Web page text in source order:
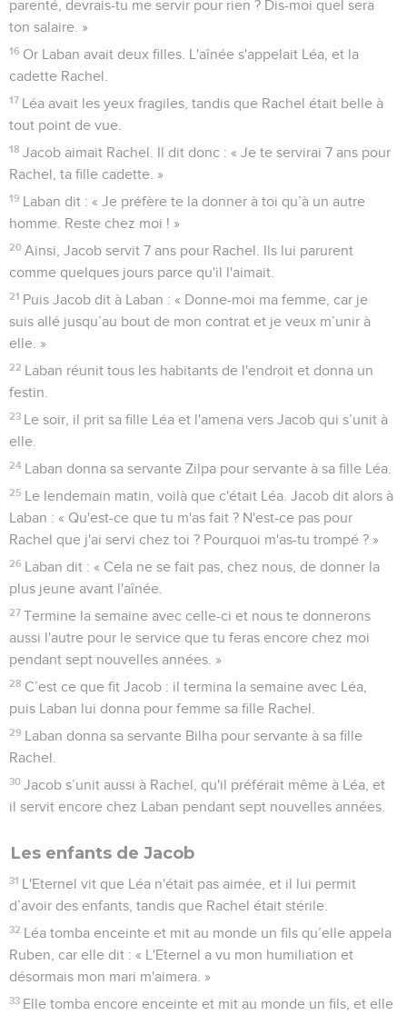
parenté, devrais-tu me servir pour rien ? Dis-moi quel sera
ton salaire. »
16 Or Laban avait deux filles. L'aînée s'appelait Léa, et la
cadette Rachel.
17 Léa avait les yeux fragiles, tandis que Rachel était belle à
tout point de vue.
18 Jacob aimait Rachel. Il dit donc : « Je te servirai 7 ans pour
Rachel, ta fille cadette. »
19 Laban dit : « Je préfère te la donner à toi qu’à un autre
homme. Reste chez moi ! »
20 Ainsi, Jacob servit 7 ans pour Rachel. Ils lui parurent
comme quelques jours parce qu'il l'aimait.
21 Puis Jacob dit à Laban : « Donne-moi ma femme, car je
suis allé jusqu’au bout de mon contrat et je veux m’unir à
elle. »
22 Laban réunit tous les habitants de l'endroit et donna un
festin.
23 Le soir, il prit sa fille Léa et l'amena vers Jacob qui s’unit à
elle.
24 Laban donna sa servante Zilpa pour servante à sa fille Léa.
25 Le lendemain matin, voilà que c'était Léa. Jacob dit alors à
Laban : « Qu'est-ce que tu m'as fait ? N'est-ce pas pour
Rachel que j'ai servi chez toi ? Pourquoi m'as-tu trompé ? »
26 Laban dit : « Cela ne se fait pas, chez nous, de donner la
plus jeune avant l'aînée.
27 Termine la semaine avec celle-ci et nous te donnerons
aussi l'autre pour le service que tu feras encore chez moi
pendant sept nouvelles années. »
28 C’est ce que fit Jacob : il termina la semaine avec Léa,
puis Laban lui donna pour femme sa fille Rachel.
29 Laban donna sa servante Bilha pour servante à sa fille
Rachel.
30 Jacob s’unit aussi à Rachel, qu'il préférait même à Léa, et
il servit encore chez Laban pendant sept nouvelles années.
Les enfants de Jacob
31 L'Eternel vit que Léa n'était pas aimée, et il lui permit
d’avoir des enfants, tandis que Rachel était stérile.
32 Léa tomba enceinte et mit au monde un fils qu’elle appela
Ruben, car elle dit : « L'Eternel a vu mon humiliation et
désormais mon mari m'aimera. »
33 Elle tomba encore enceinte et mit au monde un fils, et elle